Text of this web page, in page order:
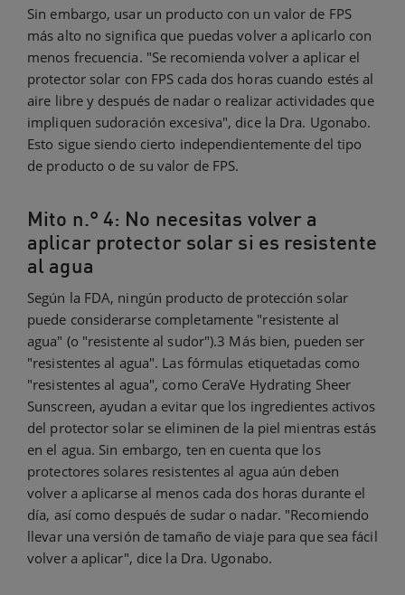
Sin embargo, usar un producto con un valor de FPS
más alto no significa que puedas volver a aplicarlo con
menos frecuencia. "Se recomienda volver a aplicar el
protector solar con FPS cada dos horas cuando estés al
aire libre y después de nadar o realizar actividades que
impliquen sudoración excesiva", dice la Dra. Ugonabo.
Esto sigue siendo cierto independientemente del tipo
de producto o de su valor de FPS.
Mito n.° 4: No necesitas volver a
aplicar protector solar si es resistente
al agua
Según la FDA, ningún producto de protección solar
puede considerarse completamente "resistente al
agua" (o "resistente al sudor").3 Más bien, pueden ser
"resistentes al agua". Las fórmulas etiquetadas como
"resistentes al agua", como CeraVe Hydrating Sheer
Sunscreen, ayudan a evitar que los ingredientes activos
del protector solar se eliminen de la piel mientras estás
en el agua. Sin embargo, ten en cuenta que los
protectores solares resistentes al agua aún deben
volver a aplicarse al menos cada dos horas durante el
día, así como después de sudar o nadar. "Recomiendo
llevar una versión de tamaño de viaje para que sea fácil
volver a aplicar", dice la Dra. Ugonabo.